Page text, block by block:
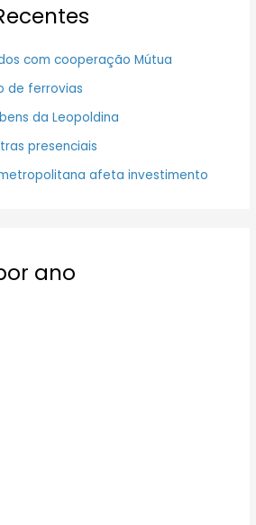
com cooperação Mútua
de ferrovias
da Leopoldina
presenciais
afeta investimento
ano